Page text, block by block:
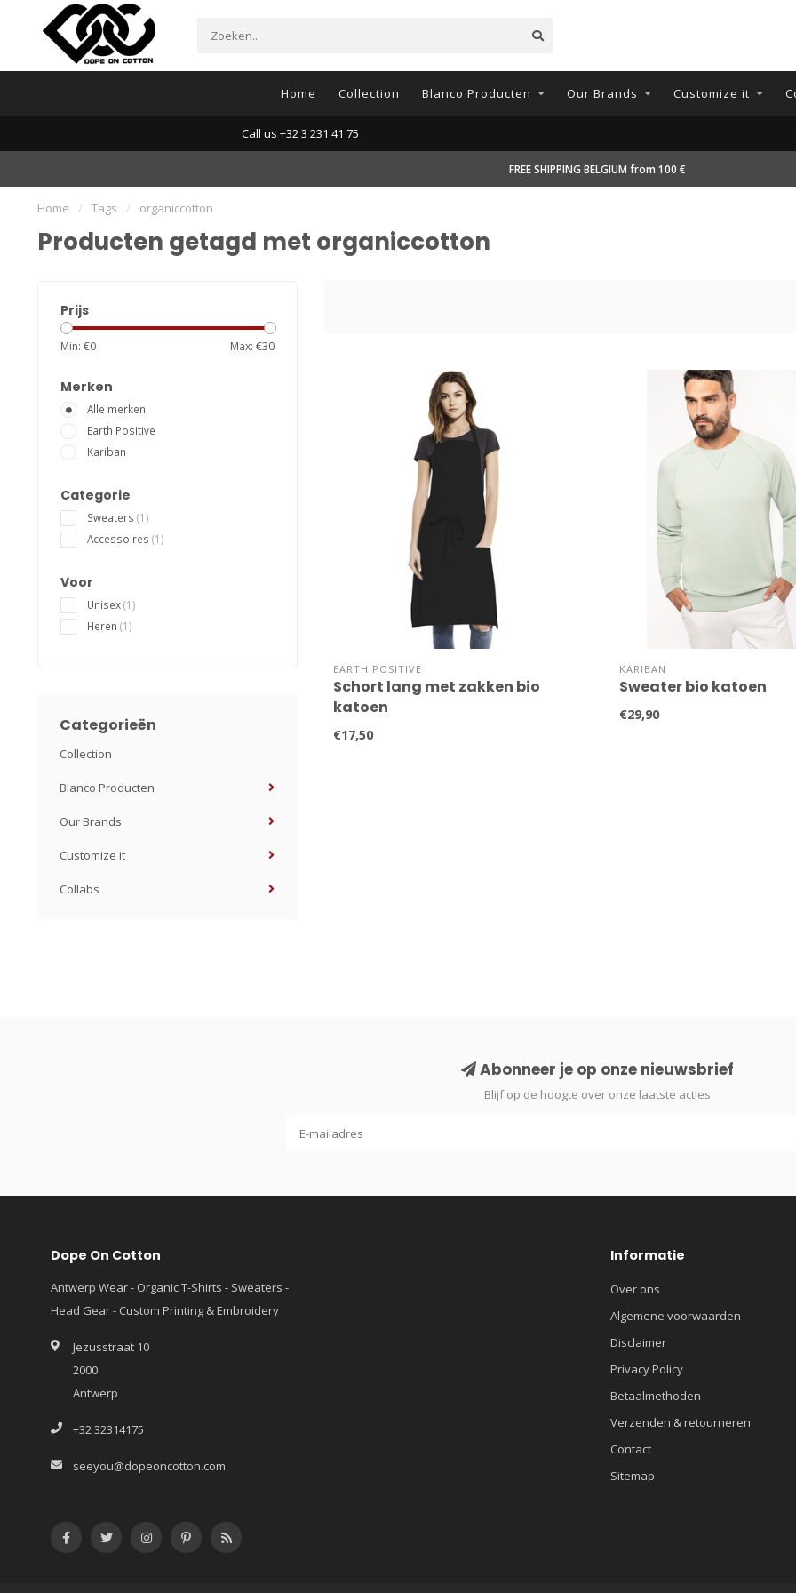
Home Collection Blanco Producten Our Brands Customize it
Call us +32 3 231 41 75
FREE SHIPPING BELGIUM from 100 €
Home / Tags / organiccotton
Producten getagd met organiccotton
Prijs
Min: €0 Max: €30
Merken
Alle merken
Earth Positive
Kariban
Categorie
Sweaters (1)
Accessoires (1)
Voor
Unisex(1)
Heren (1)
Categorieën
Collection
Blanco Producten
Our Brands
Customize it
Collabs
EARTH POSITIVE
Schort lang met zakken bio
katoen
€17,50
KARIBAN
Sweater bio katoen
€29,90
Abonneer je op onze nieuwsbrief
Blijf op de hoogte over onze laatste acties
Dope On Cotton
Antwerp Wear - Organic T-Shirts - Sweaters -
Head Gear - Custom Printing & Embroidery
Jezusstraat 10
2000
Antwerp
+32 32314175
seeyou@dopeoncotton.com
Informatie
Over ons
Algemene voorwaarden
Disclaimer
Privacy Policy
Betaalmethoden
Verzenden & retourneren
Contact
Sitemap